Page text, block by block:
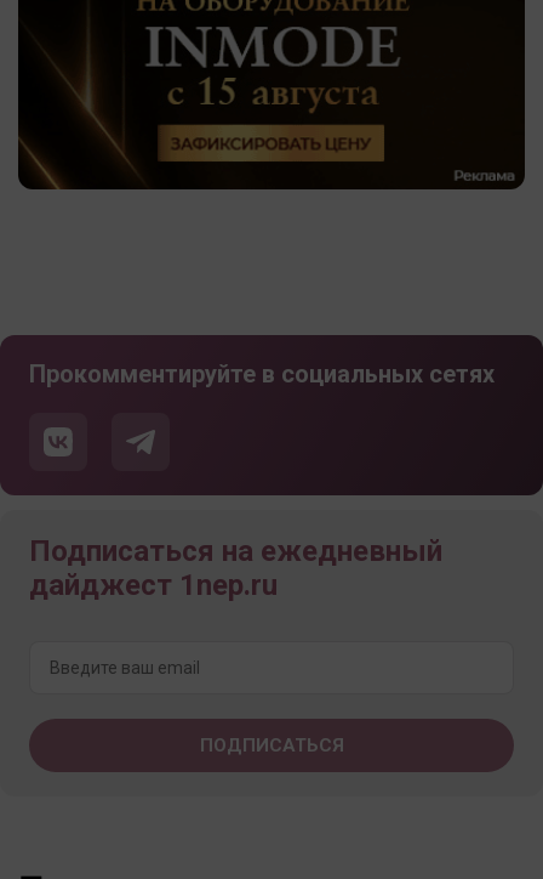
Прокомментируйте в социальных сетях
Подписаться на ежедневный
дайджест 1nep.ru